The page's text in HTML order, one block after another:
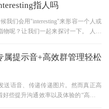
指人吗
我们会用"interesting"来形容一个人或
呢？让我们一起来探讨一下。 人也
属提示音+高效群管理轻松
送语音、传递传递图片。然而真正高
些提升沟通效率以及体验的“高级玩